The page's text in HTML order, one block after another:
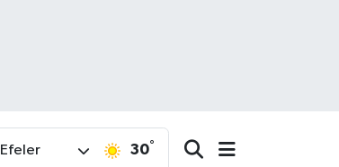
Efeler 30°